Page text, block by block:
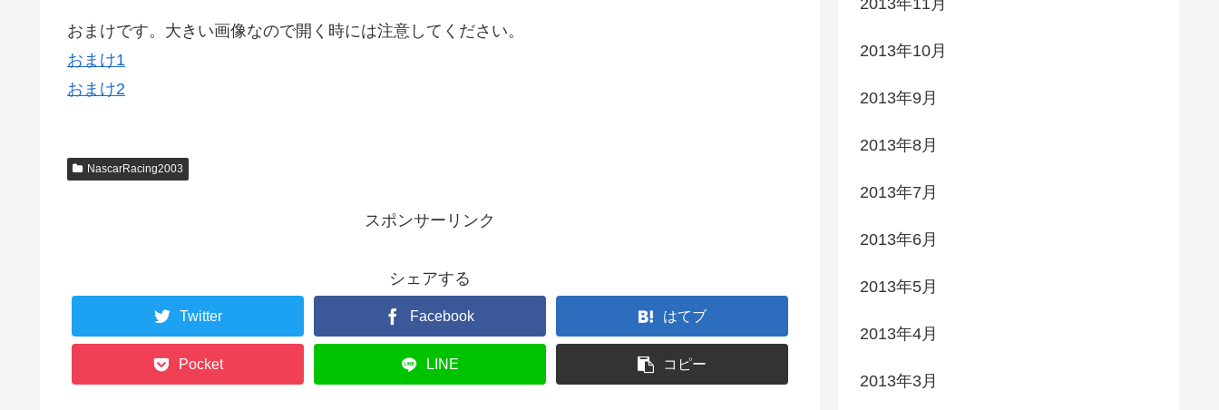
おまけです。大きい画像なので開く時には注意してください。
おまけ1
おまけ2
NascarRacing2003
スポンサーリンク
シェアする
Twitter Facebook はてブ
Pocket LINE コピー
2013年11月
2013年10月
2013年9月
2013年8月
2013年7月
2013年6月
2013年5月
2013年4月
2013年3月